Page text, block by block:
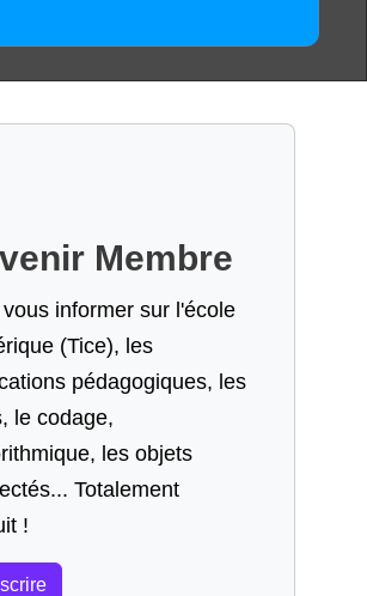
Membre
informer sur l'école
(Tice), les
pédagogiques, les
le codage,
les objets
Totalement
!